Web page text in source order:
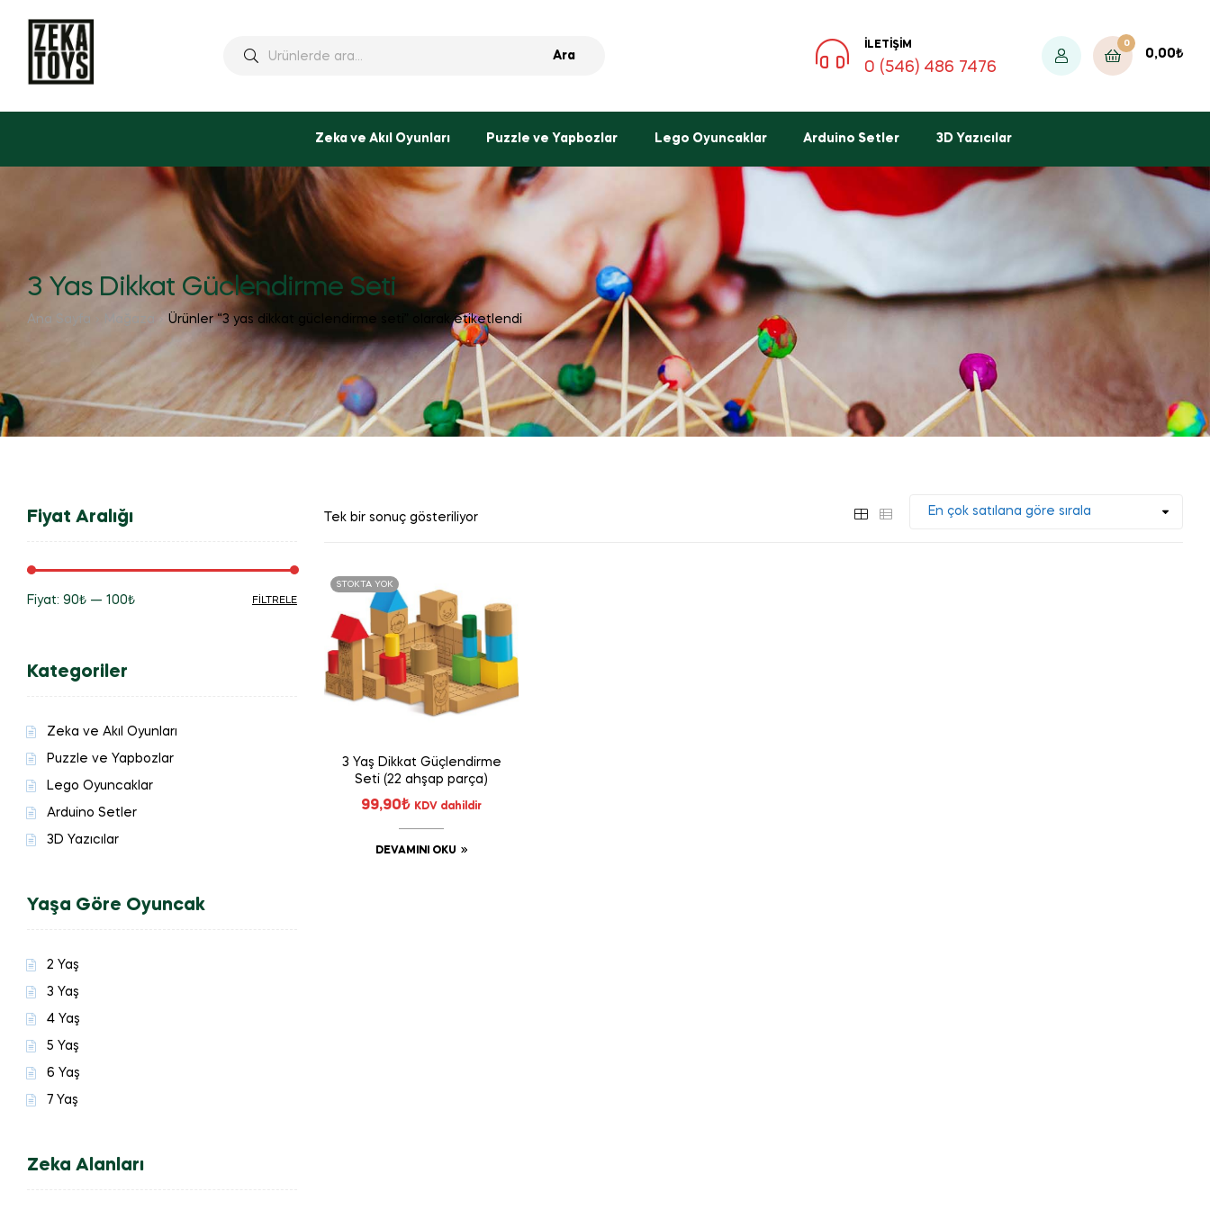
Ara
İLETIŞIM
0 (546) 486 7476
0
0,00₺
Zeka ve Akıl Oyunları Puzzle ve Yapbozlar Lego Oyuncaklar Arduino Setler 3D Yazıcılar
3 Yas Dikkat Güclendirme Seti
Ana Sayfa Ürünler “3 yas dikkat güclendirme seti” olarak etiketlendi
Tek bir sonuç gösteriliyor
STOKTA YOK
3 Yaş Dikkat Güçlendirme
Seti (22 ahşap parça)
99,90₺ KDV dahildir
DEVAMINI OKU
Fiyat Aralığı
yüksek
FILTRELE
Fiyat: 90₺ — 100₺
Kategoriler
Zeka ve Akıl Oyunları
Puzzle ve Yapbozlar
Lego Oyuncaklar
Arduino Setler
3D Yazıcılar
Yaşa Göre Oyuncak
2 Yaş
3 Yaş
4 Yaş
5 Yaş
6 Yaş
7 Yaş
Zeka Alanları